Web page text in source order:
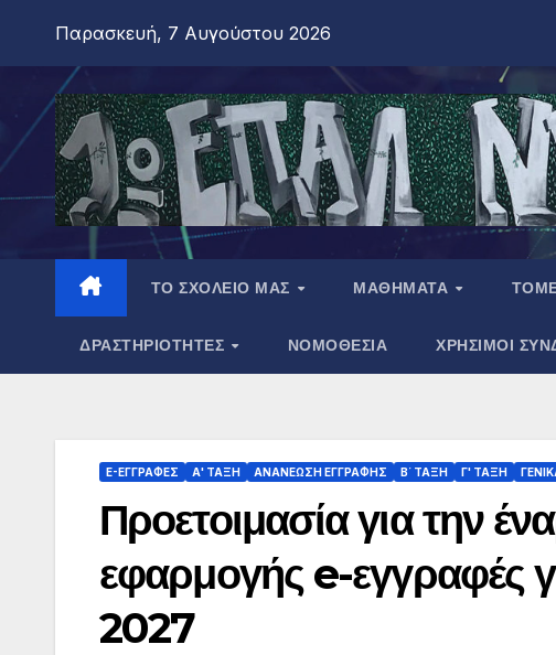
Παρασκευή, 7 Αυγούστου 2026
ΤΟ ΣΧΟΛΕΙΟ ΜΑΣ ΜΑΘΗΜΑΤΑ
ΔΡΑΣΤΗΡΙΟΤΗΤΕΣ ΝΟΜΟΘΕΣΙΑ ΧΡΗΣΙΜΟΙ
E-ΕΓΓΡΑΦΈΣ Α' ΤΑΞΗ ΑΝΑΝΕΩΣΗ ΕΓΓΡΑΦΗΣ Β΄ ΤΑΞΗ Γ' ΤΑΞΗ
Προετοιμασία για την
εφαρμογής e-εγγραφές
2027